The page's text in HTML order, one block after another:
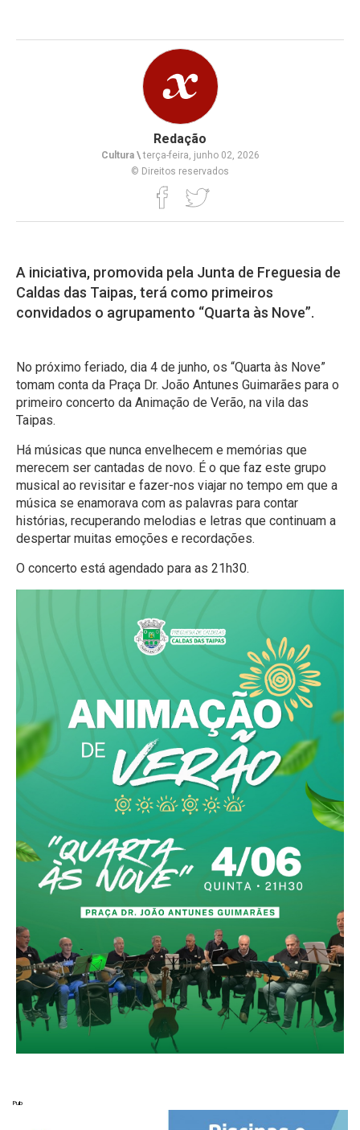
Redação
Cultura \terça-feira, junho 02, 2026
© Direitos reservados
A iniciativa, promovida pela Junta de Freguesia de
Caldas das Taipas, terá como primeiros
convidados o agrupamento “Quarta às Nove”.
No próximo feriado, dia 4 de junho, os “Quarta às Nove”
tomam conta da Praça Dr. João Antunes Guimarães para o
primeiro concerto da Animação de Verão, na vila das
Taipas.
Há músicas que nunca envelhecem e memórias que
merecem ser cantadas de novo. É o que faz este grupo
musical ao revisitar e fazer-nos viajar no tempo em que a
música se enamorava com as palavras para contar
histórias, recuperando melodias e letras que continuam a
despertar muitas emoções e recordações.
O concerto está agendado para as 21h30.
Pub